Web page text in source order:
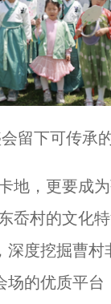
留下可传承
，更要成为
岙村的文化
深度挖掘曹
的优质平